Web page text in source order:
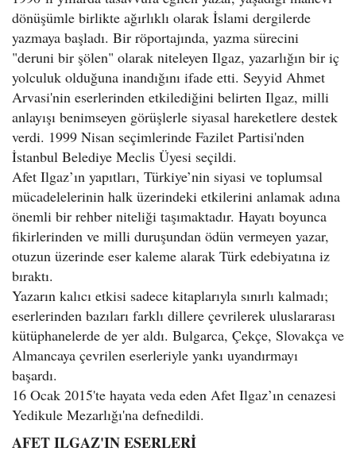
dönüşümle birlikte ağırlıklı olarak İslami dergilerde
yazmaya başladı. Bir röportajında, yazma sürecini
"deruni bir şölen" olarak niteleyen Ilgaz, yazarlığın bir iç
yolculuk olduğuna inandığını ifade etti. Seyyid Ahmet
Arvasi'nin eserlerinden etkilediğini belirten Ilgaz, milli
anlayışı benimseyen görüşlerle siyasal hareketlere destek
verdi. 1999 Nisan seçimlerinde Fazilet Partisi'nden
İstanbul Belediye Meclis Üyesi seçildi.
Afet Ilgaz’ın yapıtları, Türkiye’nin siyasi ve toplumsal
mücadelelerinin halk üzerindeki etkilerini anlamak adına
önemli bir rehber niteliği taşımaktadır. Hayatı boyunca
fikirlerinden ve milli duruşundan ödün vermeyen yazar,
otuzun üzerinde eser kaleme alarak Türk edebiyatına iz
bıraktı.
Yazarın kalıcı etkisi sadece kitaplarıyla sınırlı kalmadı;
eserlerinden bazıları farklı dillere çevrilerek uluslararası
kütüphanelerde de yer aldı. Bulgarca, Çekçe, Slovakça ve
Almancaya çevrilen eserleriyle yankı uyandırmayı
başardı.
16 Ocak 2015'te hayata veda eden Afet Ilgaz’ın cenazesi
Yedikule Mezarlığı'na defnedildi.
AFET ILGAZ'IN ESERLERİ